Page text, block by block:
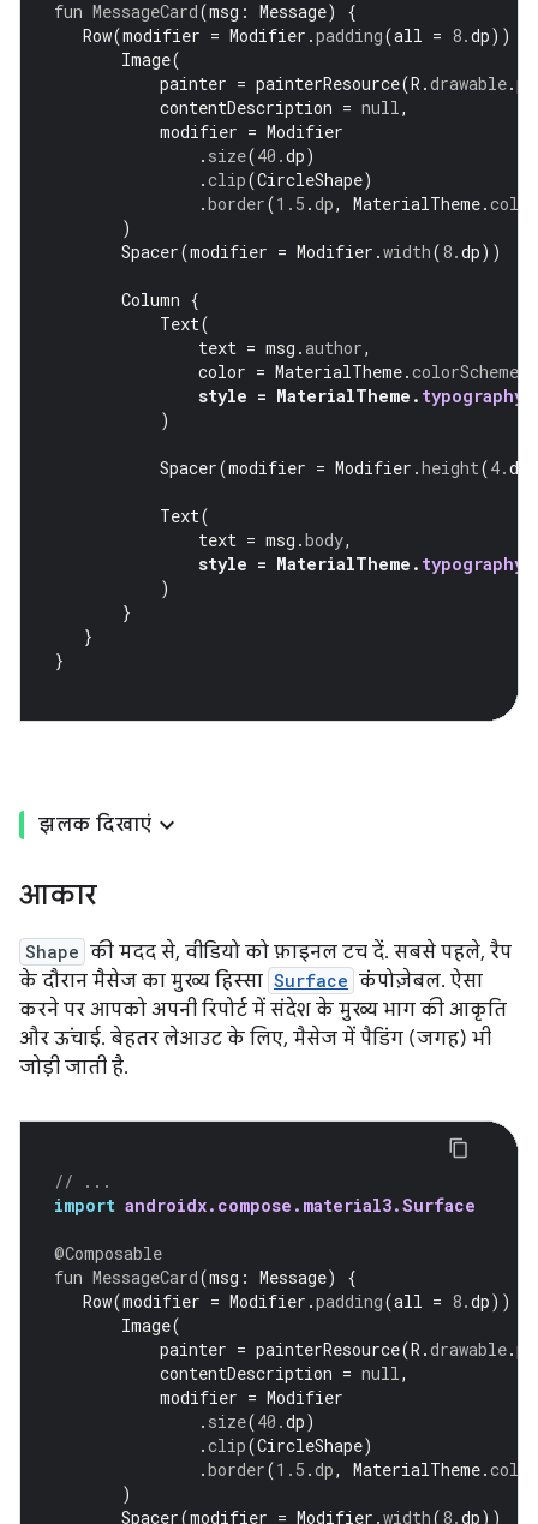
fun MessageCard(msg : Message)
{
Row(modifier = Modifier .padding(all = 8.dp))
Image(
painter = painterResource(R .drawable.
contentDescription = null,
modifier = Modifier
. size(40.dp)
.clip(CircleShape)
.border(1.5 .dp, MaterialTheme.
)
Spacer(modifier = Modifier .width(8.dp))
Column {
Text(
text = msg .author,
color = MaterialTheme.colorScheme
style = MaterialTheme . typography
)
Spacer(modifier = Modifier .height(4.dp
Text(
text = msg .body,
style = MaterialTheme . typography
)
}
}
}
झलक दिखाएं
आकार
Shape की मदद से, वीडियो को फ़ाइनल टच दें. सबसे पहले, रैप
के दौरान मैसेज का मुख्य हिस्सा Surface कंपोज़ेबल. ऐसा
करने पर आपको अपनी रिपोर्ट में संदेश के मुख्य भाग की आकृति
और ऊंचाई. बेहतर लेआउट के लिए, मैसेज में पैडिंग (जगह) भी
जोड़ी जाती है.
// ...
import androidx.compose.material3.Surface
@Composable
fun MessageCard(msg : Message)
{
Row(modifier = Modifier .padding(all = 8.dp))
Image(
painter = painterResource(R .drawable.
contentDescription = null,
modifier = Modifier
. size(40.dp)
.clip(CircleShape)
.border(1.5 .dp, MaterialTheme.
)
Spacer(modifier = Modifier .width(8.dp))